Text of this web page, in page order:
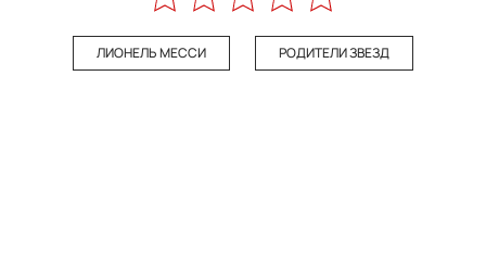
ЛИОНЕЛЬ МЕССИ РОДИТЕЛИ ЗВЕЗД